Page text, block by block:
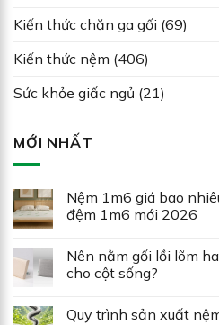
Kiến thức chăn ga gối (69)
Kiến thức nệm (406)
Sức khỏe giấc ngủ (21)
MỚI NHẤT
Nệm 1m6 giá bao
đệm 1m6 mới 2026
Nên nằm gối lồi lõm
cho cột sống?
Quy trình sản xuất